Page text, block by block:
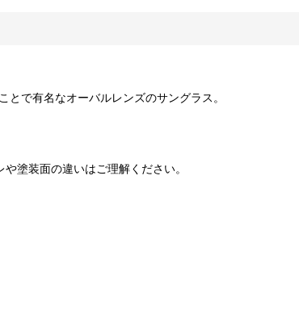
で有名なオーバルレンズのサングラス。
塗装面の違いはご理解ください。